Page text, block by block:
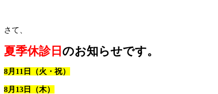
さて、
夏季休診日 のお知らせです。
8月11日（火・祝）
8月13日（木）